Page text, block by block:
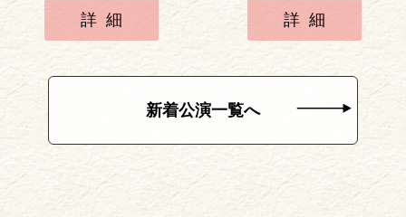
詳細 詳細
新着公演一覧へ